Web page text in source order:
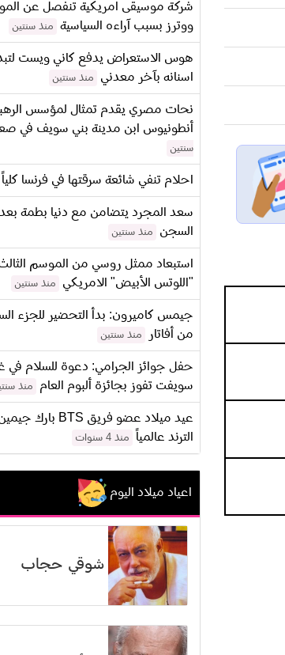
شركة موسيقى امريكية تنفصل عن
ووترز بسبب آراءه السياسية
منذ سنتين
هوس الاستعراض يدفع كاني ويست
اسنانه بآخر معدني
منذ سنتين
نحات مصري يقدم تمثال لمؤسس الرهبنة
أنطونيوس ابن مدينة بني سويف في
سنتين
احلام تنفي شائعة سرقتها في فرنسا كلياً
سعد المجرد يتضامن مع دنيا بطمة بعد
السجن
منذ سنتين
استبعاد ممثل روسي من الموسم
"اللوتس الأبيض" الامريكي
منذ سنتين
جيمس كاميرون: بدأ التحضير للجزء
من أفاتار
منذ سنتين
حفل جوائز الجرامي: دعوة للسلام في
سويفت تفوز بجائزة ألبوم العام
منذ
الترند عالمياً
منذ 4 سنوات
اعياد ميلاد اليوم
شوقي حجاب